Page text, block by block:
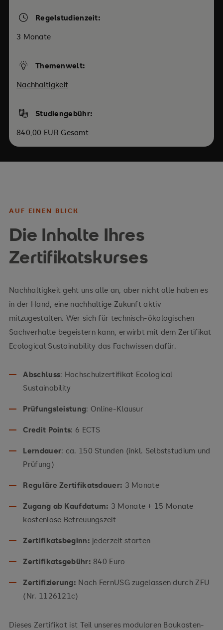
Regelstudienzeit:
3 Monate
Themenwelt:
Nachhaltigkeit
Studiengebühr:
840,00 EUR Gesamt
AUF EINEN BLICK
Die Inhalte Ihres
Zertifikatskurses
Nachhaltigkeit geht uns alle an, aber nicht alle haben es
in der Hand, eine nachhaltige Zukunft aktiv
mitzugestalten. Wer sich für technisch-ökologischen
Sachverhalte begeistern kann, erwirbt mit dem Zertifikat
Ecological Sustainability das Fachwissen dafür.
Abschluss: Hochschulzertifikat Ecological
Sustainability
Prüfungsleistung: Online-Klausur
Credit Points: 6 ECTS
Lerndauer: ca. 150 Stunden (inkl. Selbststudium und
Prüfung)
Reguläre Zertifikatsdauer: 3 Monate
Zugang ab Kaufdatum: 3 Monate + 15 Monate
kostenlose Betreuungszeit
Zertifikatsbeginn: jederzeit starten
Zertifikatsgebühr: 840 Euro
Zertifizierung: Nach FernUSG zugelassen durch ZFU
(Nr. 1126121c)
Dieses Zertifikat ist Teil unseres modularen Baukasten-